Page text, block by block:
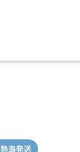
熱海発送